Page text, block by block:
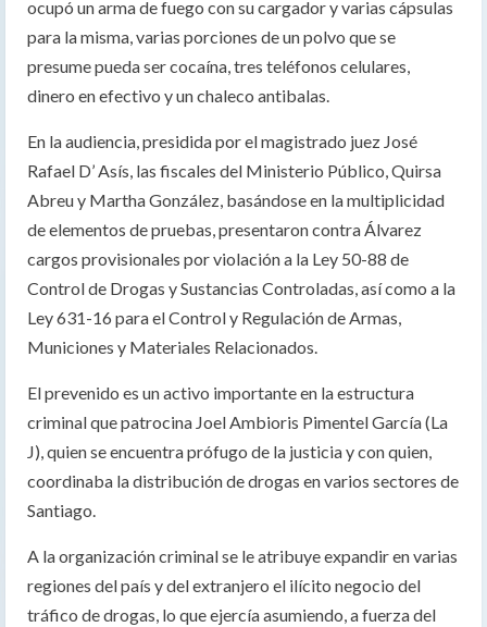
ocupó un arma de fuego con su cargador y varias cápsulas
para la misma, varias porciones de un polvo que se
presume pueda ser cocaína, tres teléfonos celulares,
dinero en efectivo y un chaleco antibalas.
En la audiencia, presidida por el magistrado juez José
Rafael D’ Asís, las fiscales del Ministerio Público, Quirsa
Abreu y Martha González, basándose en la multiplicidad
de elementos de pruebas, presentaron contra Álvarez
cargos provisionales por violación a la Ley 50-88 de
Control de Drogas y Sustancias Controladas, así como a la
Ley 631-16 para el Control y Regulación de Armas,
Municiones y Materiales Relacionados.
El prevenido es un activo importante en la estructura
criminal que patrocina Joel Ambioris Pimentel García (La
J), quien se encuentra prófugo de la justicia y con quien,
coordinaba la distribución de drogas en varios sectores de
Santiago.
A la organización criminal se le atribuye expandir en varias
regiones del país y del extranjero el ilícito negocio del
tráfico de drogas, lo que ejercía asumiendo, a fuerza del